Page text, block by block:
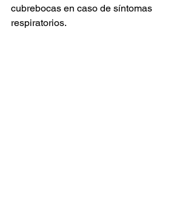
cubrebocas en caso de síntomas
respiratorios.